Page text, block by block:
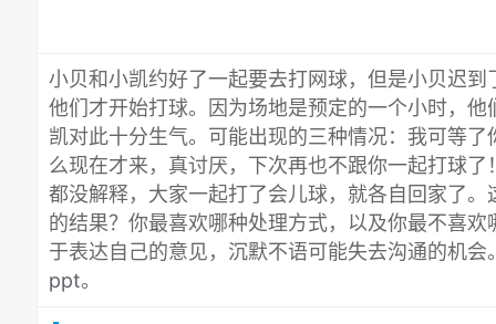
小贝和小凯约好了一起要去打网球，但是小贝迟
他们才开始打球。因为场地是预定的一个小时，
凯对此十分生气。可能出现的三种情况：我可等
么现在才来，真讨厌，下次再也不跟你一起打球
都没解释，大家一起打了会儿球，就各自回家了
的结果？你最喜欢哪种处理方式，以及你最不喜
于表达自己的意见，沉默不语可能失去沟通的机会
ppt。